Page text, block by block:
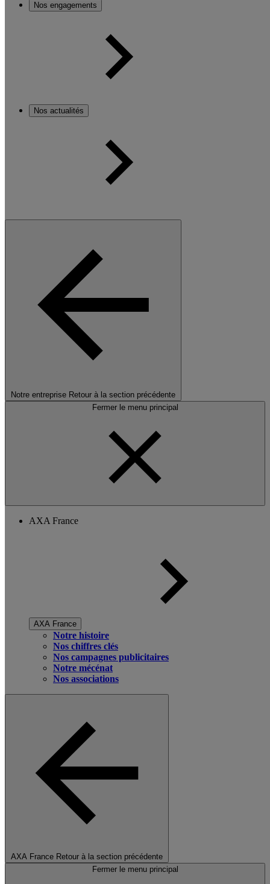
Nos engagements
Nos actualités
Notre entreprise Retour à la section précédente
Fermer le menu principal
AXA France
AXA France
Notre histoire
Nos chiffres clés
Nos campagnes publicitaires
Notre mécénat
Nos associations
AXA France Retour à la section précédente
Fermer le menu principal